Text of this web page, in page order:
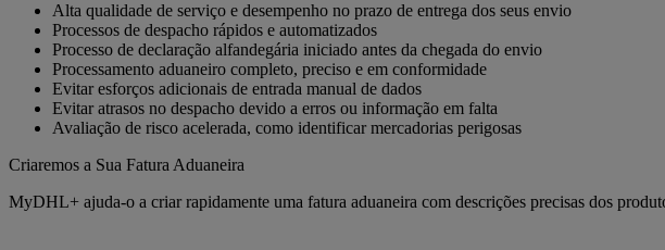
Alta qualidade de serviço e desempenho no prazo de entrega dos seus envio
Processos de despacho rápidos e automatizados
Processo de declaração alfandegária iniciado antes da chegada do envio
Processamento aduaneiro completo, preciso e em conformidade
Evitar esforços adicionais de entrada manual de dados
Evitar atrasos no despacho devido a erros ou informação em falta
Avaliação de risco acelerada, como identificar mercadorias perigosas
Criaremos a Sua Fatura Aduaneira
MyDHL+ ajuda-o a criar rapidamente uma fatura aduaneira com descrições precisas dos